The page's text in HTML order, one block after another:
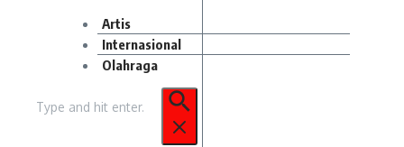
Artis
Internasional
Olahraga
untuk: